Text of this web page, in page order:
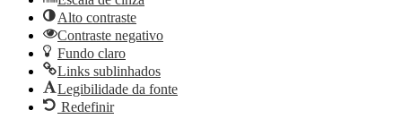
Alto contraste
Contraste negativo
Fundo claro
Links sublinhados
Legibilidade da fonte
Redefinir